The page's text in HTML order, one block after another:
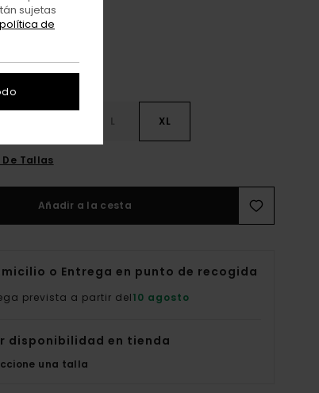
L XL
Tallas
Añadir a la cesta
o Entrega en punto de recogida
prevista a partir del10 agosto
disponibilidad en tienda
una talla
sujetas
política de